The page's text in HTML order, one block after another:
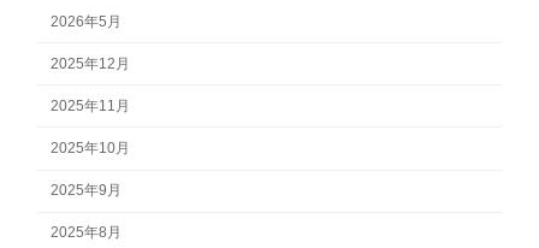
2026年5月
2025年12月
2025年11月
2025年10月
2025年9月
2025年8月